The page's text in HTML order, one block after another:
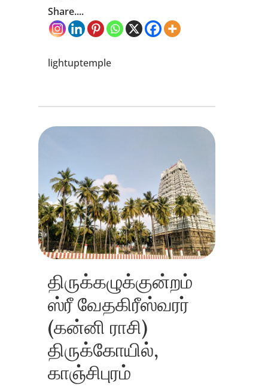
Share....
lightuptemple
திருக்கழுக்குன்றம்
ஸ்ரீ வேதகிரீஸ்வரர்
(கன்னி ராசி)
திருக்கோயில்,
காஞ்சிபுரம்